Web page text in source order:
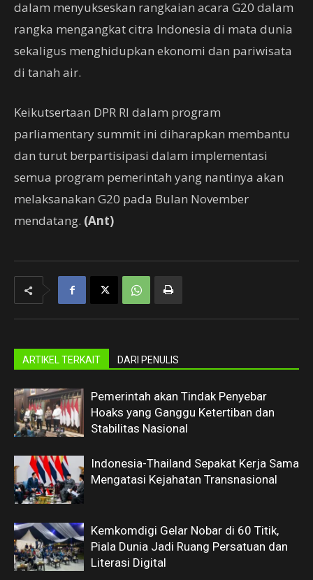
dalam menyukseskan rangkaian acara G20 dalam
rangka mengangkat citra Indonesia di mata dunia
sekaligus menghidupkan ekonomi dan pariwisata
di tanah air.
Keikutsertaan DPR RI dalam program
parliamentary summit ini diharapkan membantu
dan turut berpartisipasi dalam implementasi
semua program pemerintah yang nantinya akan
melaksanakan G20 pada Bulan November
mendatang. (Ant)
ARTIKEL TERKAIT DARI PENULIS
Pemerintah akan Tindak Penyebar
Hoaks yang Ganggu Ketertiban dan
Stabilitas Nasional
Indonesia-Thailand Sepakat Kerja Sama
Mengatasi Kejahatan Transnasional
Kemkomdigi Gelar Nobar di 60 Titik,
Piala Dunia Jadi Ruang Persatuan dan
Literasi Digital